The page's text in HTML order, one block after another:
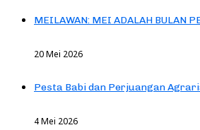
MEILAWAN: MEI ADALAH BULAN
20 Mei 2026
Pesta Babi dan Perjuangan
4 Mei 2026